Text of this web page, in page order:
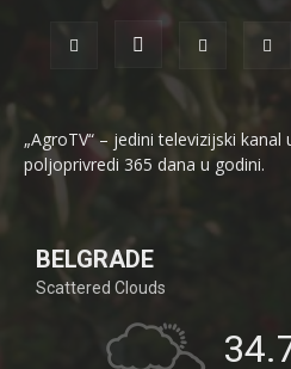
„AgroTV“ – jedini televizijski kanal
poljoprivredi 365 dana u godini.
BELGRADE
Scattered Clouds